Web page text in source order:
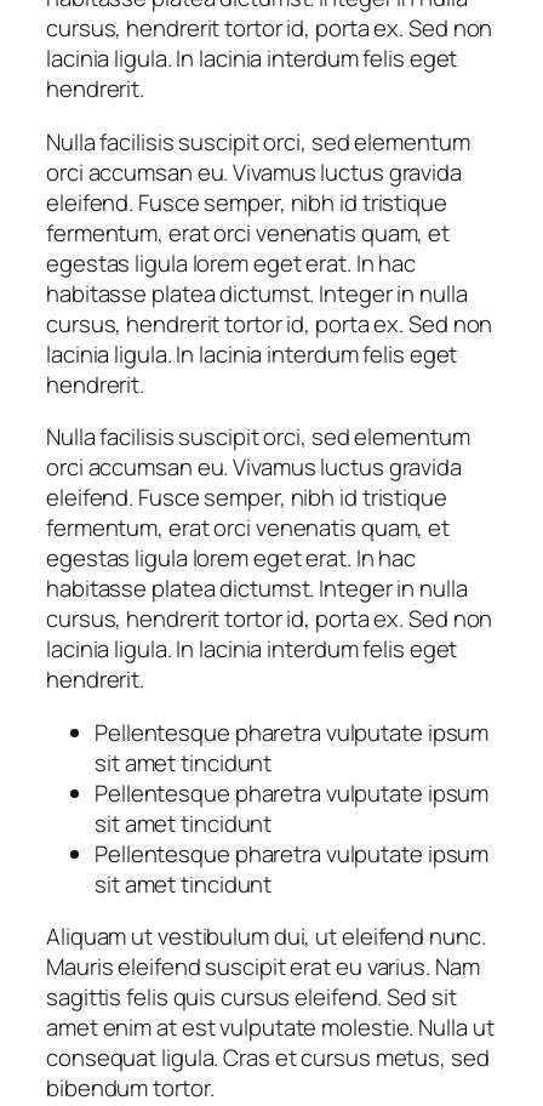
cursus, hendrerit tortor id, porta ex. Sed non
lacinia ligula. In lacinia interdum felis eget
hendrerit.
Nulla facilisis suscipit orci, sed elementum
orci accumsan eu. Vivamus luctus gravida
eleifend. Fusce semper, nibh id tristique
fermentum, erat orci venenatis quam, et
egestas ligula lorem eget erat. In hac
habitasse platea dictumst. Integer in nulla
cursus, hendrerit tortor id, porta ex. Sed non
lacinia ligula. In lacinia interdum felis eget
hendrerit.
Nulla facilisis suscipit orci, sed elementum
orci accumsan eu. Vivamus luctus gravida
eleifend. Fusce semper, nibh id tristique
fermentum, erat orci venenatis quam, et
egestas ligula lorem eget erat. In hac
habitasse platea dictumst. Integer in nulla
cursus, hendrerit tortor id, porta ex. Sed non
lacinia ligula. In lacinia interdum felis eget
hendrerit.
Pellentesque pharetra vulputate ipsum
sit amet tincidunt
Pellentesque pharetra vulputate ipsum
sit amet tincidunt
Pellentesque pharetra vulputate ipsum
sit amet tincidunt
Aliquam ut vestibulum dui, ut eleifend nunc.
Mauris eleifend suscipit erat eu varius. Nam
sagittis felis quis cursus eleifend. Sed sit
amet enim at est vulputate molestie. Nulla ut
consequat ligula. Cras et cursus metus, sed
bibendum tortor.